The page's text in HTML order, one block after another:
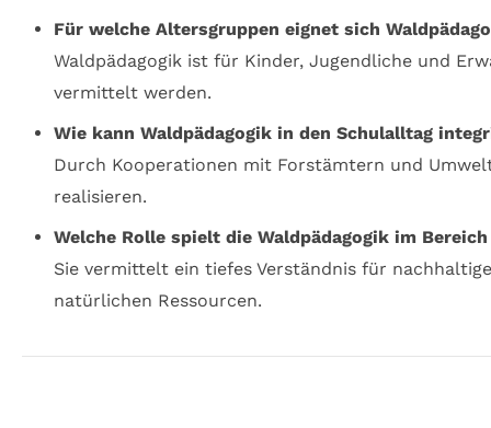
Für welche Altersgruppen eignet sich
Waldpädagogik ist für Kinder, Jugendliche und
vermittelt werden.
Wie kann Waldpädagogik in den Schulalltag
Durch Kooperationen mit Forstämtern und
realisieren.
Welche Rolle spielt die Waldpädagogik im
Sie vermittelt ein tiefes Verständnis für
natürlichen Ressourcen.